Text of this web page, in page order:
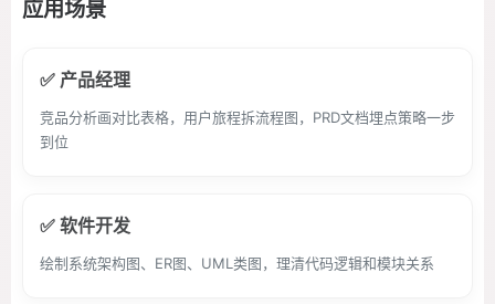
应用场景
✅ 产品经理
竞品分析画对比表格，用户旅程拆流程图，PRD文档埋点策略一步
到位
✅ 软件开发
绘制系统架构图、ER图、UML类图，理清代码逻辑和模块关系